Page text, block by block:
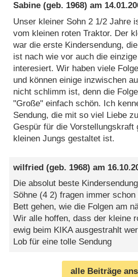
Sabine (geb. 1968) am
Unser kleiner Sohn 2 1/2 Jahre
vom kleinen roten Traktor. Der
war die erste Kindersendung,
ist nach wie vor auch die
interesiert. Wir haben viele
und können einige inzwischen
nicht schlimm ist, denn die
"Große" einfach schön. Ich
Sendung, die mit so viel Liebe
Gespür für die Vorstellungskraft
kleinen Jungs gestaltet ist.
wilfried (geb. 1968) am
Die absolut beste
Söhne (4 2) fragen immer
Bett gehen, wie die Folgen am
Wir alle hoffen, dass der kleine
ewig beim KIKA ausgestrahlt
Lob für eine tolle Sendung
alle Beiträge